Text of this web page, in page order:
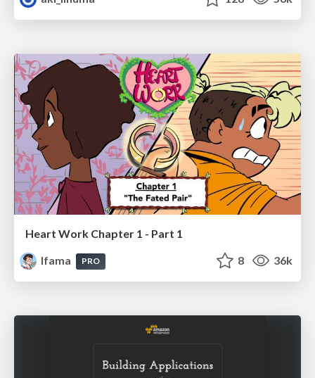
Heart Work Chapter 1 - Part 1
lfama
PRO 8 36k